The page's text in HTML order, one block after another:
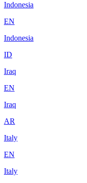
Indonesia
EN
Indonesia
ID
Iraq
EN
Iraq
AR
Italy
EN
Italy